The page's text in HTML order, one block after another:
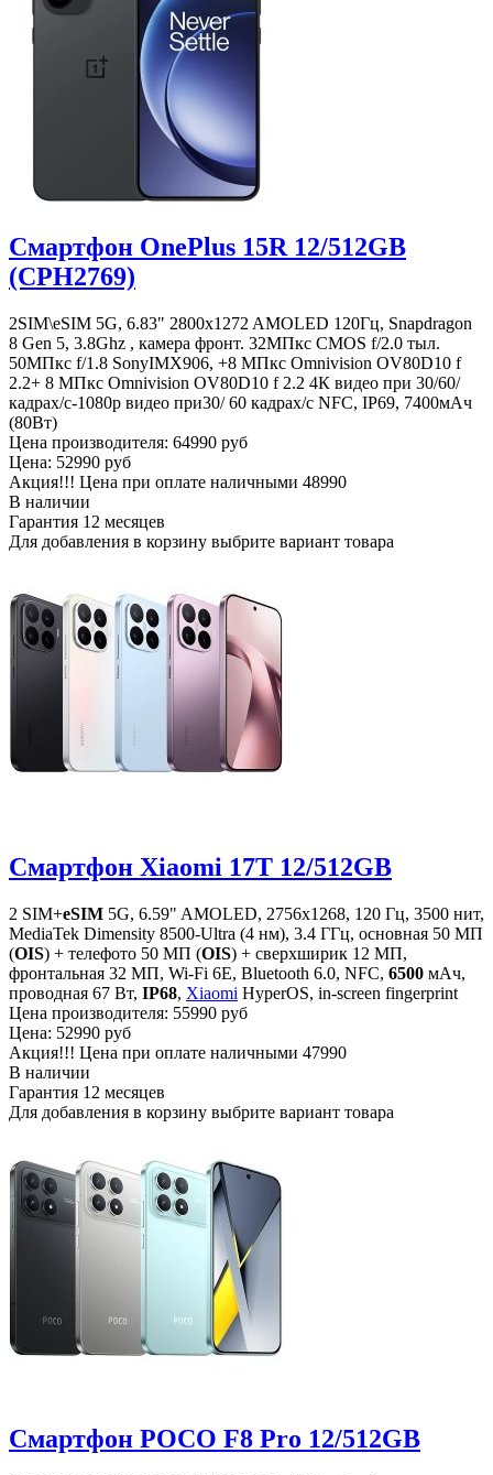
Смартфон OnePlus 15R 12/512GB
(CPH2769)
2SIM\eSIM 5G, 6.83" 2800x1272 AMOLED 120Гц, Snapdragon
8 Gen 5, 3.8Ghz , камера фронт. 32МПкс CMOS f/2.0 тыл.
50MПкс f/1.8 SonyIMX906, +8 МПкс Omnivision OV80D10 f
2.2+ 8 МПкс Omnivision OV80D10 f 2.2 4К видео при 30/60/
кадрах/с-1080p видео при30/ 60 кадрах/с NFC, IP69, 7400мАч
(80Вт)
Цена производителя: 64990 руб
Цена: 52990 руб
Акция!!! Цена при оплате наличными 48990
В наличии
Гарантия 12 месяцев
Для добавления в корзину выбрите вариант товара
Смартфон Xiaomi 17T 12/512GB
2 SIM+eSIM 5G, 6.59" AMOLED, 2756x1268, 120 Гц, 3500 нит,
MediaTek Dimensity 8500-Ultra (4 нм), 3.4 ГГц, основная 50 МП
(OIS) + телефото 50 МП (OIS) + сверхширик 12 МП,
фронтальная 32 МП, Wi-Fi 6E, Bluetooth 6.0, NFC, 6500 мАч,
проводная 67 Вт, IP68, Xiaomi HyperOS, in-screen fingerprint
Цена производителя: 55990 руб
Цена: 52990 руб
Акция!!! Цена при оплате наличными 47990
В наличии
Гарантия 12 месяцев
Для добавления в корзину выбрите вариант товара
Смартфон POCO F8 Pro 12/512GB